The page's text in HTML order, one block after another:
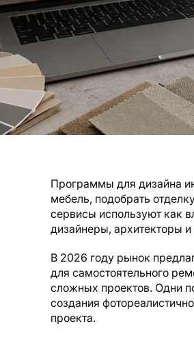
Программы для дизайна
мебель, подобрать
сервисы используют как
дизайнеры, архитекторы
В 2026 году рынок
для самостоятельного
сложных проектов. Одни
создания
проекта.